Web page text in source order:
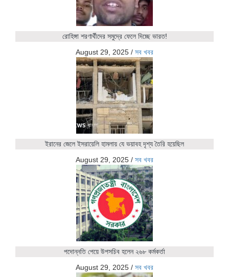
রোহিঙ্গা শরণার্থীদের সমুদ্রে ফেলে দিচ্ছে ভারত!
August 29, 2025 / সব খবর
ইরানের জেলে ইসরায়েলি হামলায় যে ভয়াবহ দৃশ্য তৈরি হয়েছিল
August 29, 2025 / সব খবর
পদোন্নতি পেয়ে উপসচিব হলেন ২৬৮ কর্মকর্তা
August 29, 2025 / সব খবর